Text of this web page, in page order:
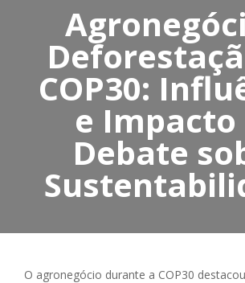
COP30:
e Impacto
Debate
O agronegócio durante a COP30